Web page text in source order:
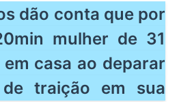
dão conta que por
mulher de 31
casa ao deparar
traição em sua